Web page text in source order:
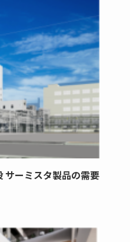
サーミスタ製品の需要